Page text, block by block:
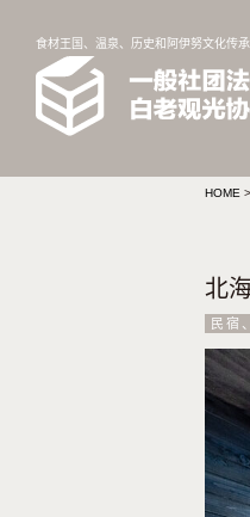
食材王国、温泉、历史和阿伊努文化传
HOME >
北
民宿